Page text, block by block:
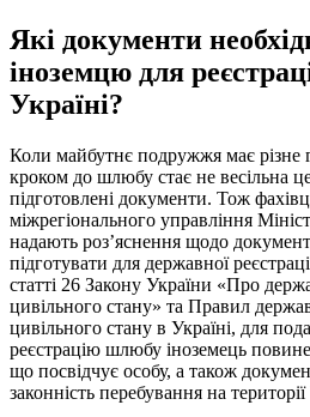
Які документи
іноземцю для
Україні?
Коли майбутнє подружжя має
кроком до шлюбу стає не весільна
підготовлені документи. Тож
міжрегіонального управління
надають роз’яснення щодо
підготувати для державної
статті 26 Закону України «Про
цивільного стану» та Правил
цивільного стану в Україні, для
реєстрацію шлюбу іноземець
що посвідчує особу, а також
законність перебування на